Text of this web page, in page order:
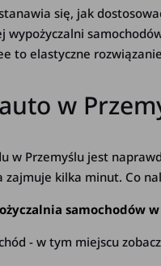
się, jak
wypożyczalni
to elastyczne
w
w Przemyślu jest
zajmuje kilka minut. Co
samochodów
- w tym miejscu